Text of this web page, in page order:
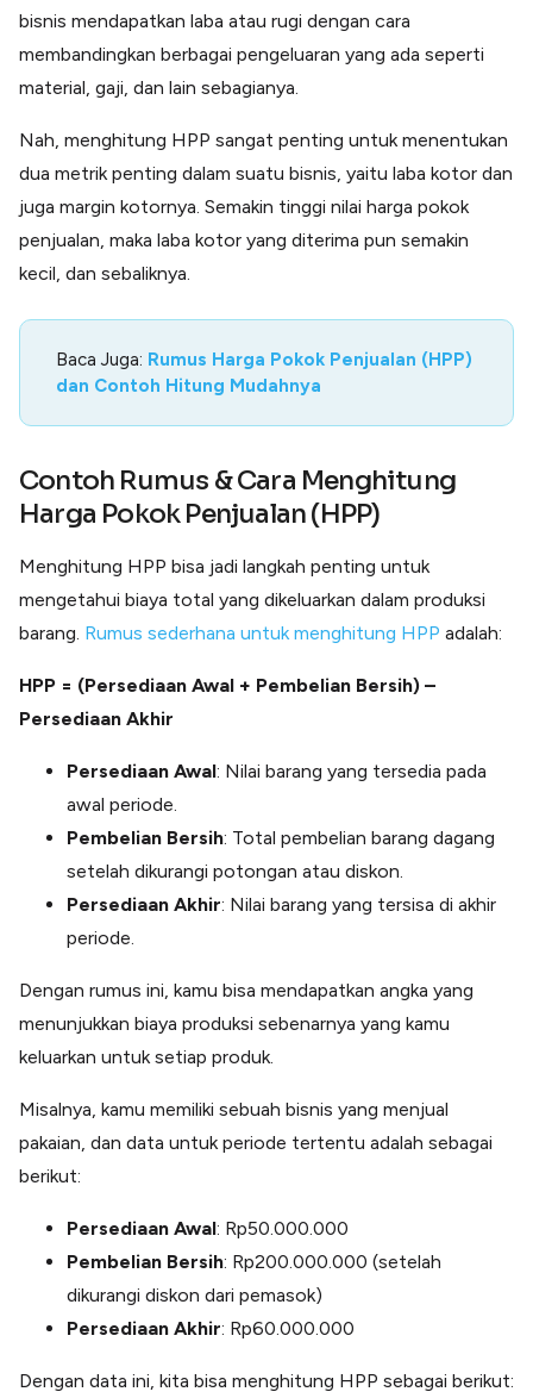
bisnis mendapatkan laba atau rugi dengan cara
membandingkan berbagai pengeluaran yang ada seperti
material, gaji, dan lain sebagianya.
Nah, menghitung HPP sangat penting untuk menentukan
dua metrik penting dalam suatu bisnis, yaitu laba kotor dan
juga margin kotornya. Semakin tinggi nilai harga pokok
penjualan, maka laba kotor yang diterima pun semakin
kecil, dan sebaliknya.
Baca Juga: Rumus Harga Pokok Penjualan (HPP)
dan Contoh Hitung Mudahnya
Contoh Rumus &Cara Menghitung
Harga Pokok Penjualan (HPP)
Menghitung HPP bisa jadi langkah penting untuk
mengetahui biaya total yang dikeluarkan dalam produksi
barang. Rumus sederhana untuk menghitung HPP adalah:
HPP = (Persediaan Awal + Pembelian Bersih) –
Persediaan Akhir
Persediaan Awal: Nilai barang yang tersedia pada
awal periode.
Pembelian Bersih: Total pembelian barang dagang
setelah dikurangi potongan atau diskon.
Persediaan Akhir: Nilai barang yang tersisa di akhir
periode.
Dengan rumus ini, kamu bisa mendapatkan angka yang
menunjukkan biaya produksi sebenarnya yang kamu
keluarkan untuk setiap produk.
Misalnya, kamu memiliki sebuah bisnis yang menjual
pakaian, dan data untuk periode tertentu adalah sebagai
berikut:
Persediaan Awal: Rp50.000.000
Pembelian Bersih: Rp200.000.000 (setelah
dikurangi diskon dari pemasok)
Persediaan Akhir: Rp60.000.000
Dengan data ini, kita bisa menghitung HPP sebagai berikut: